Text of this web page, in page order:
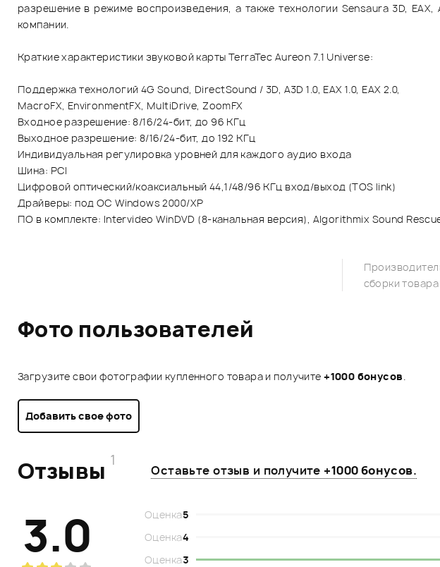
разрешение в режиме воспроизведения, а также технологии Sensaura 3D,
компании.
Краткие характеристики звуковой карты TerraTec Aureon 7.1 Universe:
Поддержка технологий 4G Sound, DirectSound / 3D, A3D 1.0, EAX 1.0, EAX 2.0,
MacroFX, EnvironmentFX, MultiDrive, ZoomFX
Входное разрешение: 8/16/24-бит, до 96 КГц
Выходное разрешение: 8/16/24-бит, до 192 КГц
Индивидуальная регулировка уровней для каждого аудио входа
Шина: PCI
Цифровой оптический/коаксиальный 44,1/48/96 КГц вход/выход (TOS link)
Драйверы: под ОС Windows 2000/XP
ПО в комплекте: Intervideo WinDVD (8-канальная версия), Algorithmix Sound
сборки
Фото пользователей
Загрузите свои фотографии купленного товара и получите+1000 бонусов.
Добавить свое фото
Отзывы 1
Оставьте отзыв и получите +1000 бонусов.
3.0 Оценка5
Оценка4
Оценка3